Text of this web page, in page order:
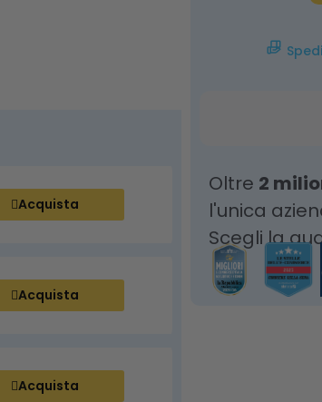
Acquista
Acquista
Acquista
Oltre 2
l'unica
Scegli la